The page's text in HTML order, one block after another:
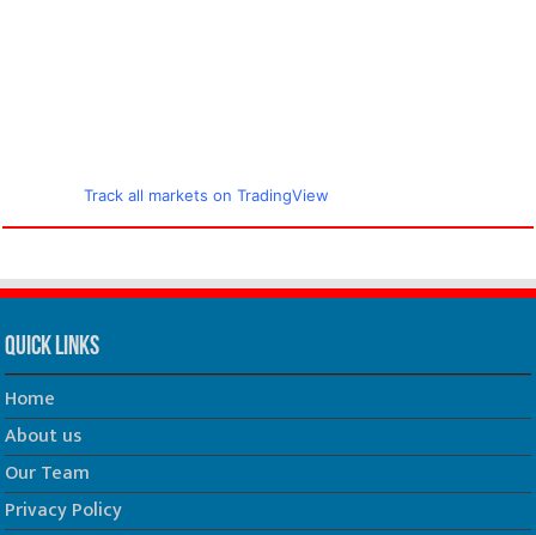
Track all markets on TradingView
Quick Links
Home
About us
Our Team
Privacy Policy